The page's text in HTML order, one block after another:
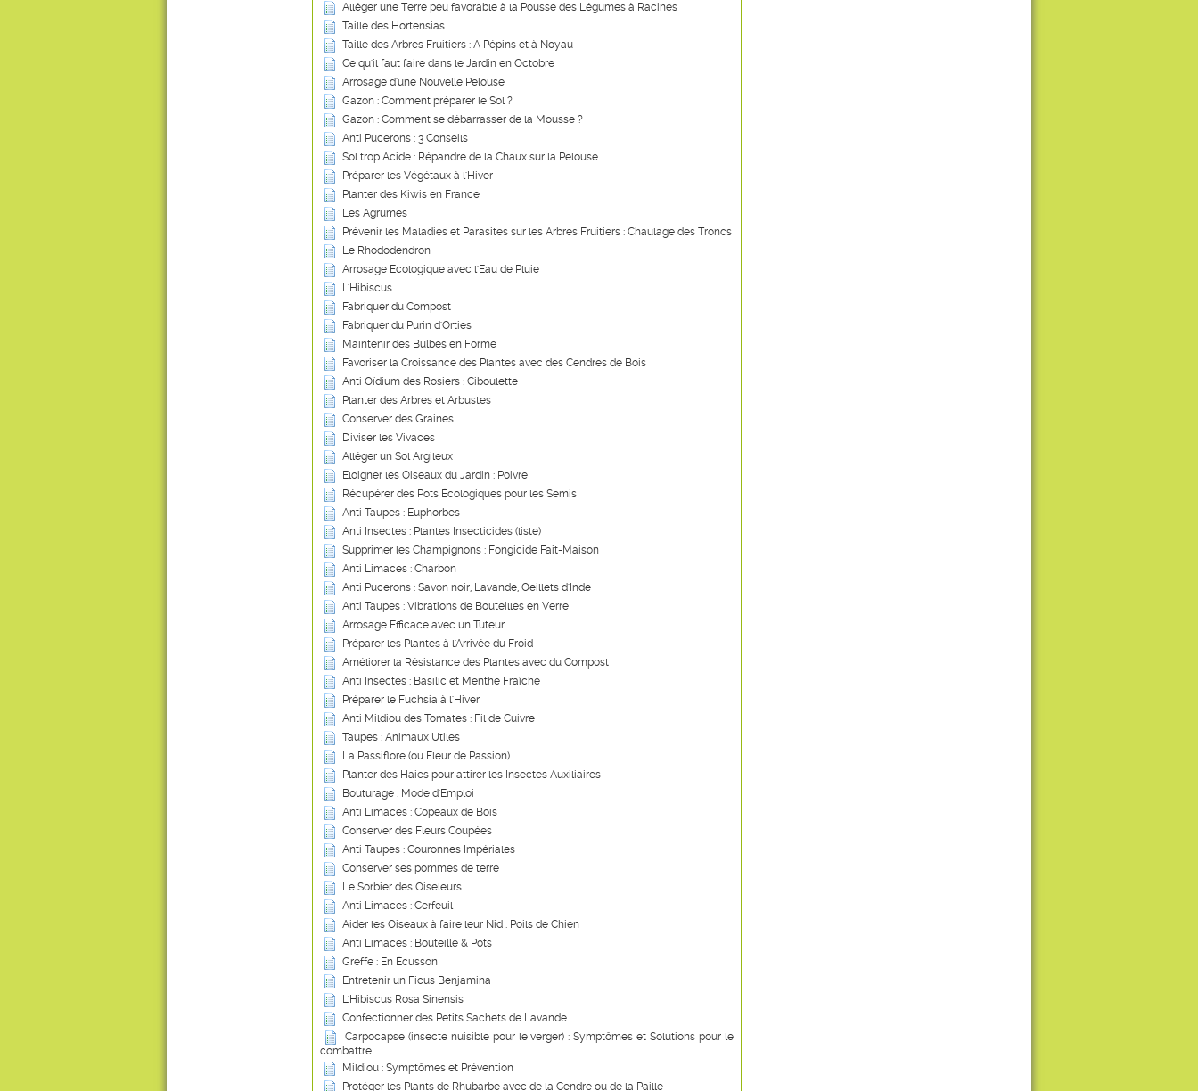
Alléger une Terre peu favorable à la Pousse des Légumes à Racines
Taille des Hortensias
Taille des Arbres Fruitiers : A Pépins et à Noyau
Ce qu'il faut faire dans le Jardin en Octobre
Arrosage d'une Nouvelle Pelouse
Gazon : Comment préparer le Sol ?
Gazon : Comment se débarrasser de la Mousse ?
Anti Pucerons : 3 Conseils
Sol trop Acide : Répandre de la Chaux sur la Pelouse
Préparer les Végétaux à l'Hiver
Planter des Kiwis en France
Les Agrumes
Prévenir les Maladies et Parasites sur les Arbres Fruitiers : Chaulage des Troncs
Le Rhododendron
Arrosage Ecologique avec l'Eau de Pluie
L'Hibiscus
Fabriquer du Compost
Fabriquer du Purin d'Orties
Maintenir des Bulbes en Forme
Favoriser la Croissance des Plantes avec des Cendres de Bois
Anti Oïdium des Rosiers : Ciboulette
Planter des Arbres et Arbustes
Conserver des Graines
Diviser les Vivaces
Alléger un Sol Argileux
Eloigner les Oiseaux du Jardin : Poivre
Récupérer des Pots Écologiques pour les Semis
Anti Taupes : Euphorbes
Anti Insectes : Plantes Insecticides (liste)
Supprimer les Champignons : Fongicide Fait-Maison
Anti Limaces : Charbon
Anti Pucerons : Savon noir, Lavande, Oeillets d'Inde
Anti Taupes : Vibrations de Bouteilles en Verre
Arrosage Efficace avec un Tuteur
Préparer les Plantes à l'Arrivée du Froid
Améliorer la Résistance des Plantes avec du Compost
Anti Insectes : Basilic et Menthe Fraîche
Préparer le Fuchsia à l'Hiver
Anti Mildiou des Tomates : Fil de Cuivre
Taupes : Animaux Utiles
La Passiflore (ou Fleur de Passion)
Planter des Haies pour attirer les Insectes Auxiliaires
Bouturage : Mode d'Emploi
Anti Limaces : Copeaux de Bois
Conserver des Fleurs Coupées
Anti Taupes : Couronnes Impériales
Conserver ses pommes de terre
Le Sorbier des Oiseleurs
Anti Limaces : Cerfeuil
Aider les Oiseaux à faire leur Nid : Poils de Chien
Anti Limaces : Bouteille & Pots
Greffe : En Écusson
Entretenir un Ficus Benjamina
L'Hibiscus Rosa Sinensis
Confectionner des Petits Sachets de Lavande
Carpocapse (insecte nuisible pour le verger) : Symptômes et Solutions pour le
combattre
Mildiou : Symptômes et Prévention
Protéger les Plants de Rhubarbe avec de la Cendre ou de la Paille